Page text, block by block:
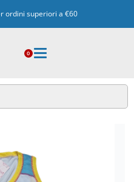
ordini superiori a €60
0